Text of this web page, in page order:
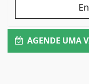
AGENDE UMA